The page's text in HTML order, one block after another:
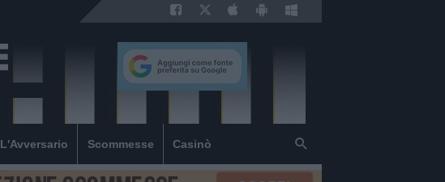
L'Avversario Scommesse Casinò